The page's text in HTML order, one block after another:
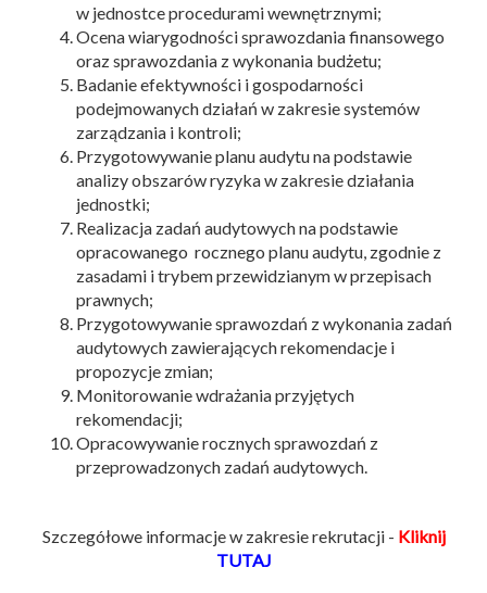
w jednostce procedurami wewnętrznymi;
Ocena wiarygodności sprawozdania finansowego
oraz sprawozdania z wykonania budżetu;
Badanie efektywności i gospodarności
podejmowanych działań w zakresie systemów
zarządzania i kontroli;
Przygotowywanie planu audytu na podstawie
analizy obszarów ryzyka w zakresie działania
jednostki;
Realizacja zadań audytowych na podstawie
opracowanego rocznego planu audytu, zgodnie z
zasadami i trybem przewidzianym w przepisach
prawnych;
Przygotowywanie sprawozdań z wykonania zadań
audytowych zawierających rekomendacje i
propozycje zmian;
Monitorowanie wdrażania przyjętych
rekomendacji;
Opracowywanie rocznych sprawozdań z
przeprowadzonych zadań audytowych.
Szczegółowe informacje w zakresie rekrutacji - Kliknij
TUTAJ